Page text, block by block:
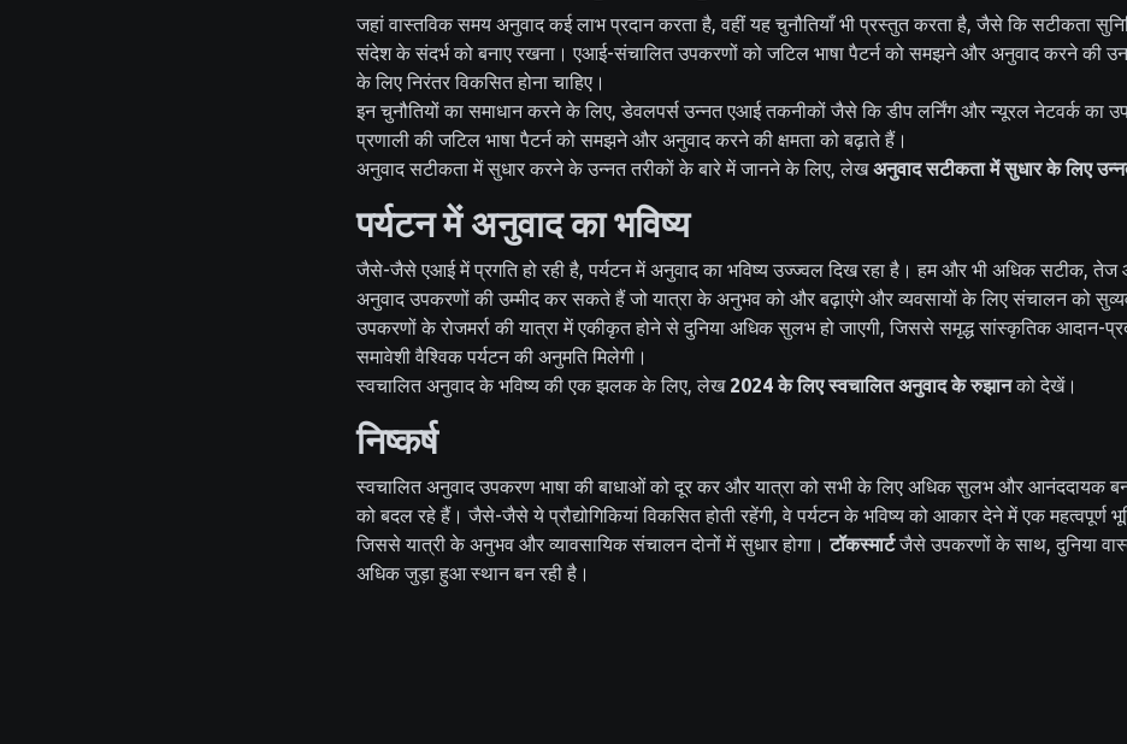
जहां वास्तविक समय अनुवाद कई लाभ प्रदान करता है, वहीं यह चुनौतियाँ भी प्रस्तुत करता है, जैसे कि सटीकता
संदेश के संदर्भ को बनाए रखना। एआई-संचालित उपकरणों को जटिल भाषा पैटर्न को समझने और अनुवाद करने की
के लिए निरंतर विकसित होना चाहिए।
इन चुनौतियों का समाधान करने के लिए, डेवलपर्स उन्नत एआई तकनीकों जैसे कि डीप लर्निंग और न्यूरल नेटवर्क का
प्रणाली की जटिल भाषा पैटर्न को समझने और अनुवाद करने की क्षमता को बढ़ाते हैं।
अनुवाद सटीकता में सुधार करने के उन्नत तरीकों के बारे में जानने के लिए, लेखअनुवाद सटीकता में सुधार के लिए
पर्यटन में अनुवाद का भविष्य
जैसे-जैसे एआई में प्रगति हो रही है, पर्यटन में अनुवाद का भविष्य उज्ज्वल दिख रहा है। हम और भी अधिक सटीक, तेज
अनुवाद उपकरणों की उम्मीद कर सकते हैं जो यात्रा के अनुभव को और बढ़ाएंगे और व्यवसायों के लिए संचालन को
उपकरणों के रोजमर्रा की यात्रा में एकीकृत होने से दुनिया अधिक सुलभ हो जाएगी, जिससे समृद्ध सांस्कृतिक आदान-
समावेशी वैश्विक पर्यटन की अनुमति मिलेगी।
स्वचालित अनुवाद के भविष्य की एक झलक के लिए, लेख 2024 के लिए स्वचालित अनुवाद के रुझानको देखें।
निष्कर्ष
स्वचालित अनुवाद उपकरण भाषा की बाधाओं को दूर कर और यात्रा को सभी के लिए अधिक सुलभ और आनंददायक
को बदल रहे हैं। जैसे-जैसे ये प्रौद्योगिकियां विकसित होती रहेंगी, वे पर्यटन के भविष्य को आकार देने में एक महत्वपूर्ण
जिससे यात्री के अनुभव और व्यावसायिक संचालन दोनों में सुधार होगा।टॉकस्मार्टजैसे उपकरणों के साथ, दुनिया
अधिक जुड़ा हुआ स्थान बन रही है।